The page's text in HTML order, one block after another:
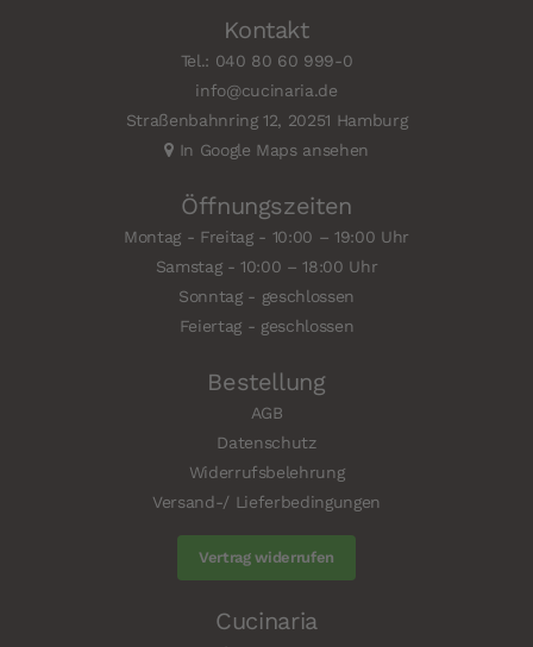
Kontakt
Tel.: 040 80 60 999-0
info@cucinaria.de
Straßenbahnring 12, 20251 Hamburg
In Google Maps ansehen
Öffnungszeiten
Montag - Freitag - 10:00 – 19:00 Uhr
Samstag - 10:00 – 18:00 Uhr
Sonntag - geschlossen
Feiertag - geschlossen
Bestellung
AGB
Datenschutz
Widerrufsbelehrung
Versand-/ Lieferbedingungen
Vertrag widerrufen
Cucinaria